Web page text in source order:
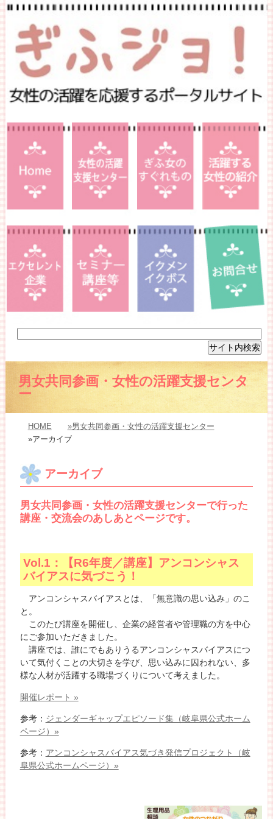
男女共同参画・女性の活躍支援センタ
ー
HOME
»男女共同参画・女性の活躍支援センター
»アーカイブ
アーカイブ
男女共同参画・女性の活躍支援センターで行った
講座・交流会のあしあとページです。
Vol.1：【R6年度／講座】アンコンシャス
バイアスに気づこう！
アンコンシャスバイアスとは、「無意識の思い込み」のこ
と。
このたび講座を開催し、企業の経営者や管理職の方を中心
にご参加いただきました。
講座では、誰にでもありうるアンコンシャスバイアスにつ
いて気付くことの大切さを学び、思い込みに囚われない、多
様な人材が活躍する職場づくりについて考えました。
開催レポート »
参考： ジェンダーギャップエピソード集（岐阜県公式ホーム
ページ）»
参考： アンコンシャスバイアス気づき発信プロジェクト（岐
阜県公式ホームページ）»